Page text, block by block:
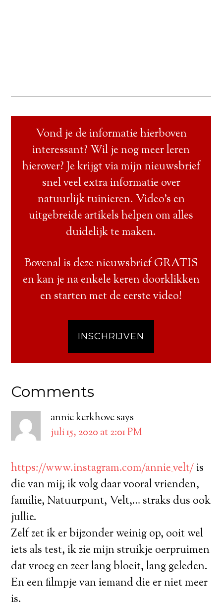
Vond je de informatie hierboven
interessant? Wil je nog meer leren
hierover? Je krijgt via mijn nieuwsbrief
snel veel extra informatie over
natuurlijk tuinieren. Video’s en
uitgebreide artikels helpen om alles
duidelijk te maken.
Bovenal is deze nieuwsbrief GRATIS
en kan je na enkele keren doorklikken
en starten met de eerste video!
INSCHRIJVEN
Comments
annie kerkhovesays
juli 15, 2020 at 2:01 PM
https://www.instagram.com/annie_velt/is
die van mij; ik volg daar vooral vrienden,
familie, Natuurpunt, Velt,… straks dus ook
jullie.
Zelf zet ik er bijzonder weinig op, ooit wel
iets als test, ik zie mijn struikje oerpruimen
dat vroeg en zeer lang bloeit, lang geleden.
En een filmpje van iemand die er niet meer
is.